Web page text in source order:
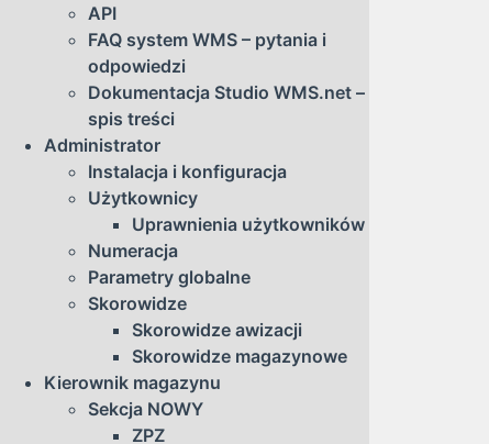
API
FAQ system WMS – pytania i
odpowiedzi
Dokumentacja Studio WMS.net –
spis treści
Administrator
Instalacja i konfiguracja
Użytkownicy
Uprawnienia użytkowników
Numeracja
Parametry globalne
Skorowidze
Skorowidze awizacji
Skorowidze magazynowe
Kierownik magazynu
Sekcja NOWY
ZPZ